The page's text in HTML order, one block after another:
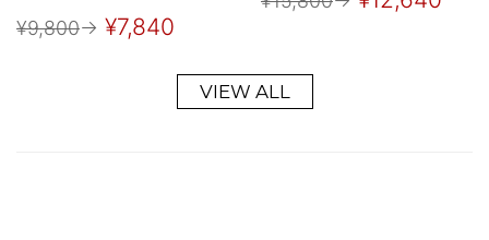
¥9,800→ ¥7,840
VIEW ALL